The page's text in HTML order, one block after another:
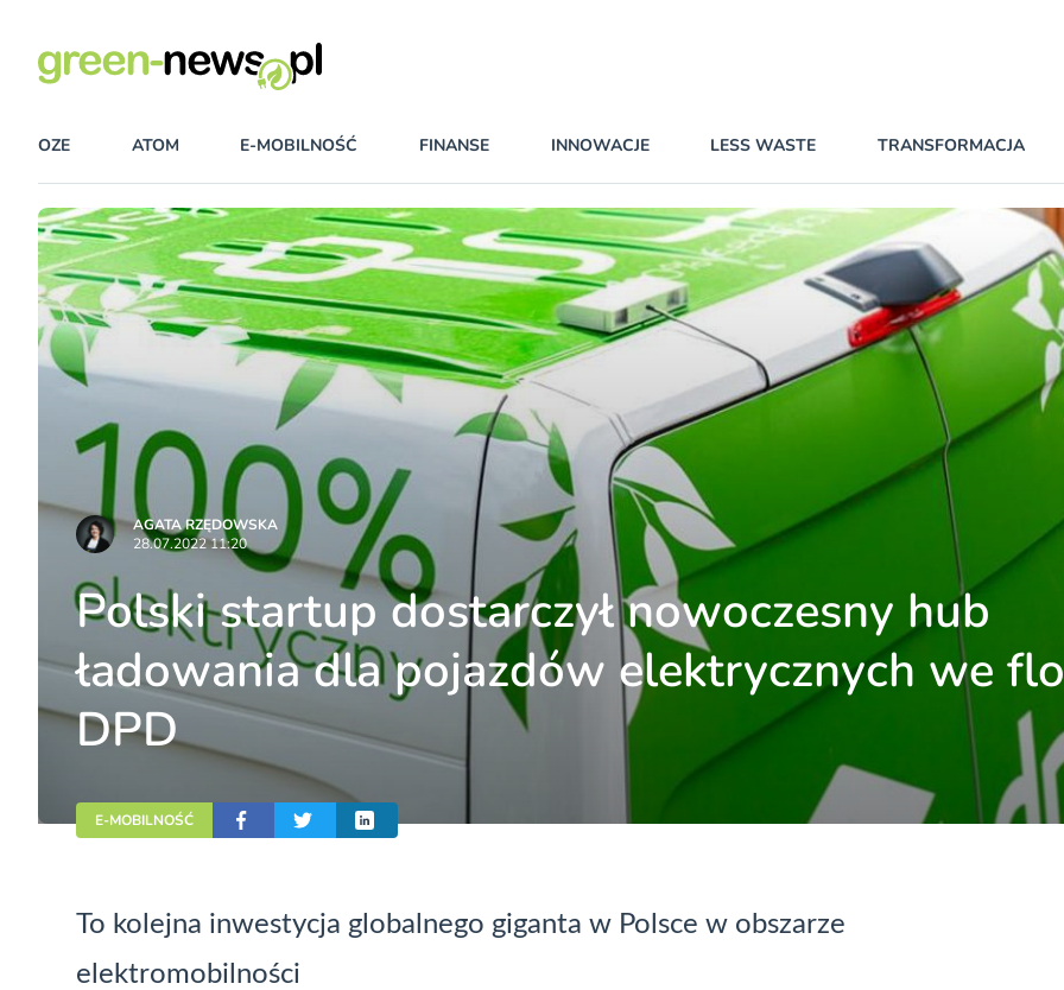
OZE ATOM E-MOBILNOŚĆ FINANSE INNOWACJE LESS WASTE TRANSFORMACJA
AGATA RZĘDOWSKA
28.07.2022 11:20
Polski startup dostarczył nowoczesny hub
ładowania dla pojazdów elektrycznych we
DPD
E-MOBILNOŚĆ
To kolejna inwestycja globalnego giganta w Polsce w obszarze
elektromobilności